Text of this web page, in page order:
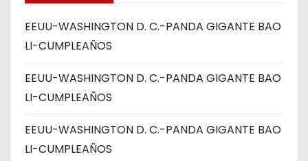
EEUU-WASHINGTON D. C.-PANDA GIGANTE BAO
LI-CUMPLEAÑOS
EEUU-WASHINGTON D. C.-PANDA GIGANTE BAO
LI-CUMPLEAÑOS
EEUU-WASHINGTON D. C.-PANDA GIGANTE BAO
LI-CUMPLEAÑOS